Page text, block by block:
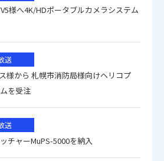
、 -3dB、 0、 +6dB、 +9dB、
、 +48dB、 +54dB
、 1/120、 1/250、 1/500、
、 1/2000
様へ4K/HDポータブルカメラシステム
送
様から 札幌市消防局様向けヘリコプ
を受注
送
チャーMuPS-5000を納入